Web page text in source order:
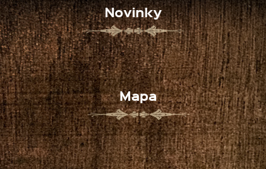
Novinky
Mapa